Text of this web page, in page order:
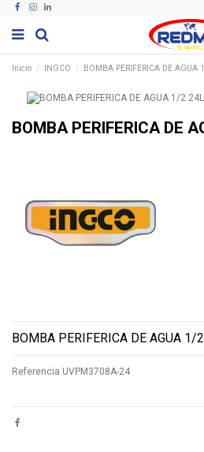
Inicio INGCO BOMBA PERIFERICA DE AGUA
BOMBA PERIFERICA DE
BOMBA PERIFERICA DE AGUA 1/
Referencia UVPM3708A-24